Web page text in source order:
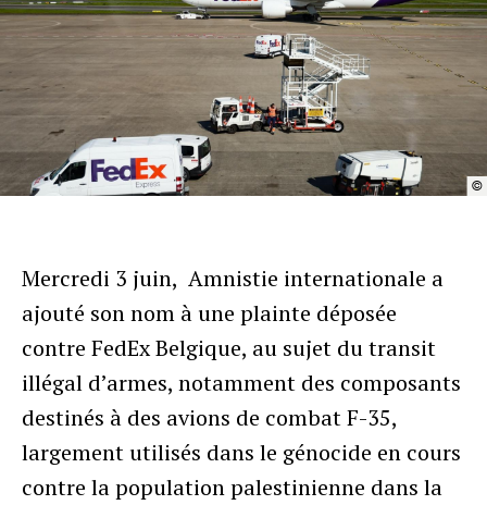
©
Mercredi 3 juin, Amnistie internationale a
ajouté son nom à une plainte déposée
contre FedEx Belgique, au sujet du transit
illégal d’armes, notamment des composants
destinés à des avions de combat F-35,
largement utilisés dans le génocide en cours
contre la population palestinienne dans la